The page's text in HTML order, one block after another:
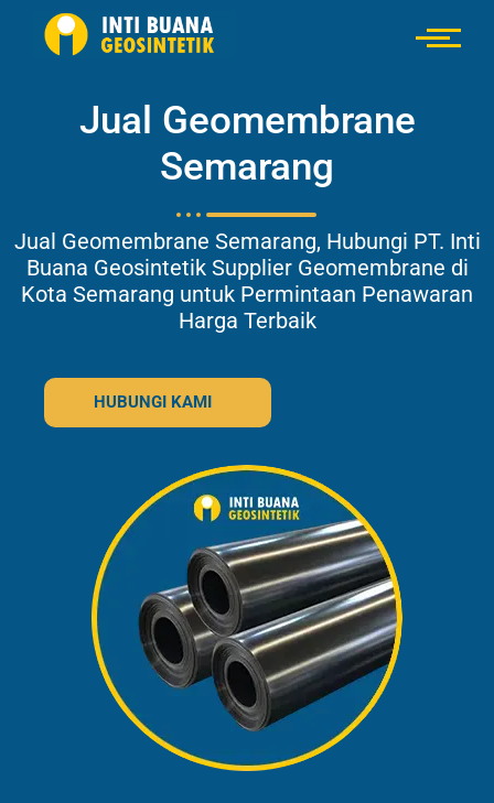
Jual Geomembrane
Semarang
Jual Geomembrane Semarang, Hubungi PT. Inti
Buana Geosintetik Supplier Geomembrane di
Kota Semarang untuk Permintaan Penawaran
Harga Terbaik
HUBUNGI KAMI